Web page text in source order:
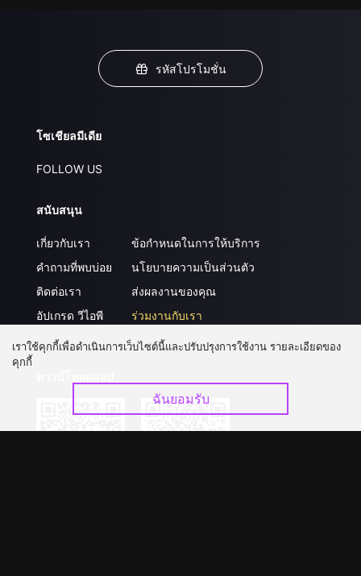
รหัสโปรโมชั่น
โซเชียลมีเดีย
FOLLOW US
สนับสนุน
เกี่ยวกับเรา
คำถามที่พบบ่อย
ติดต่อเรา
อัปเกรด วีไอพี
ข้อกำหนดในการให้บริการ
นโยบายความเป็นส่วนตัว
ส่งผลงานของคุณ
ร่วมงานกับเรา
เราใช้คุกกี้เพื่อดำเนินการเว็บไซต์นี้และปรับปรุงการใช้งาน รายละเอียดของ
คุกกี้
ฉันยอมรับ